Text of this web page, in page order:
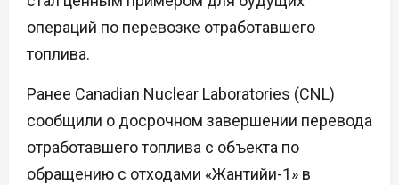
операций по перевозке отработавшего
топлива.
Ранее Canadian Nuclear Laboratories (CNL)
сообщили о досрочном завершении перевода
отработавшего топлива с объекта по
обращению с отходами «Жантийи-1» в